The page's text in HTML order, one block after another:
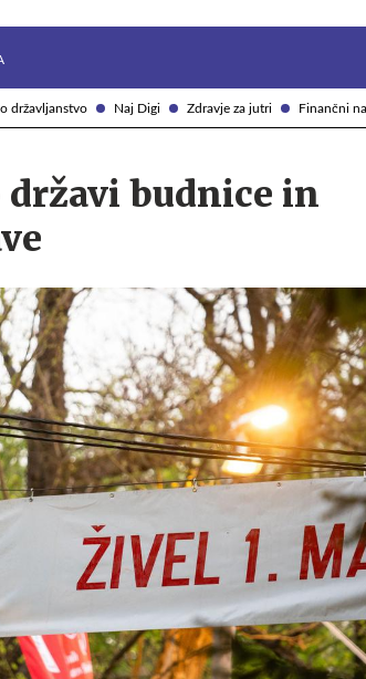
državljanstvo Naj Digi Zdravje za jutri Finančni
budnice in